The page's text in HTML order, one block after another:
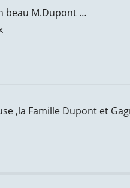
beau M.Dupont …
,la Famille Dupont et